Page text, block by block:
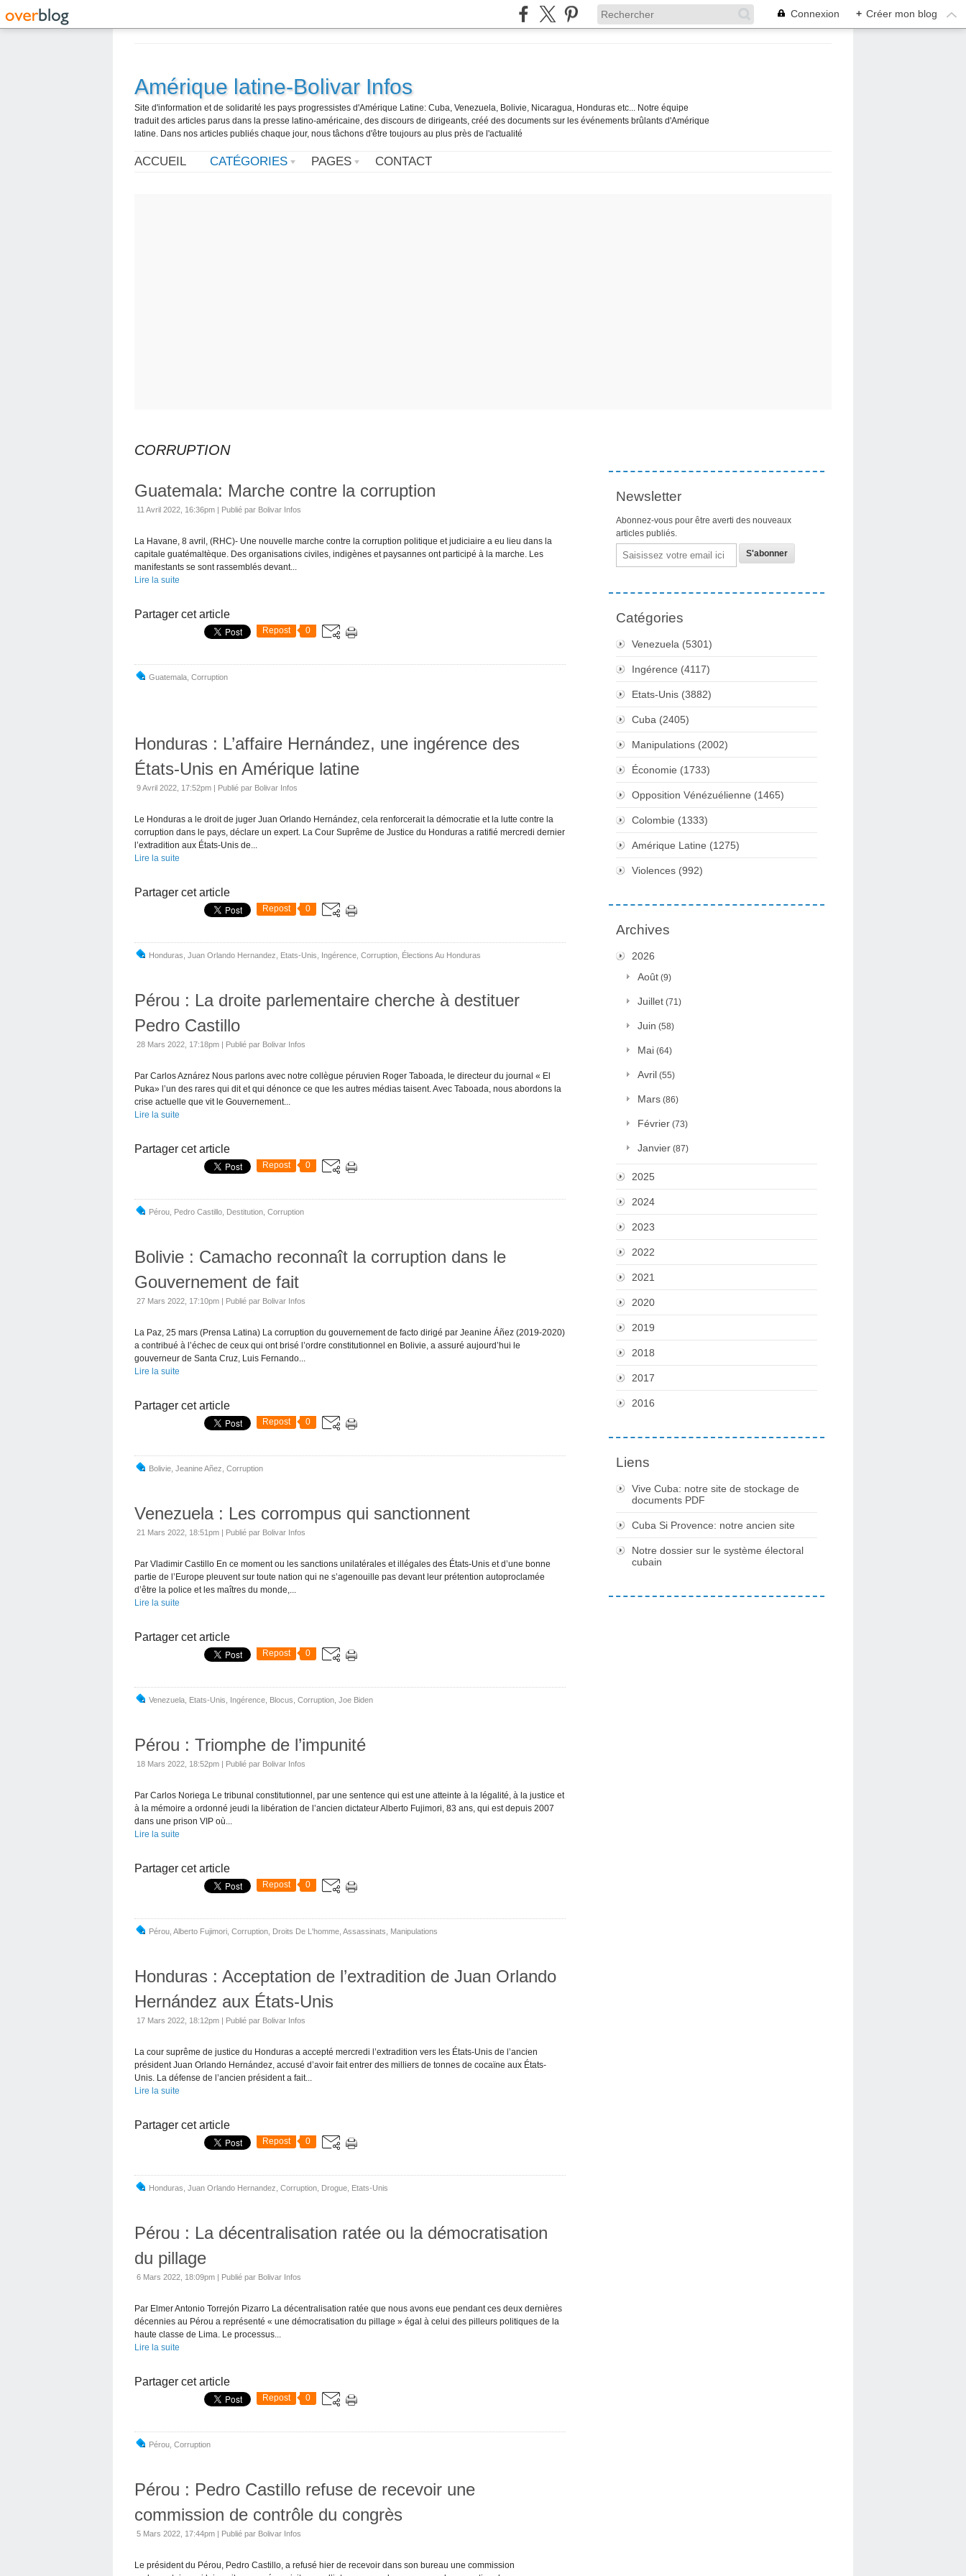
Connexion + Créer mon blog
Amérique latine-Bolivar Infos
Site d'information et de solidarité les pays progressistes d'Amérique Latine: Cuba, Venezuela, Bolivie, Nicaragua, Honduras etc... Notre équipe
traduit des articles parus dans la presse latino-américaine, des discours de dirigeants, créé des documents sur les événements brûlants d'Amérique
latine. Dans nos articles publiés chaque jour, nous tâchons d'être toujours au plus près de l'actualité
ACCUEIL CATÉGORIES PAGES CONTACT
CORRUPTION
Guatemala: Marche contre la corruption
11 Avril 2022, 16:36pm | Publié par Bolivar Infos
La Havane, 8 avril, (RHC)- Une nouvelle marche contre la corruption politique et judiciaire a eu lieu dans la
capitale guatémaltèque. Des organisations civiles, indigènes et paysannes ont participé à la marche. Les
manifestants se sont rassemblés devant...
Lire la suite
Partager cet article
Repost 0
Guatemala Corruption
Honduras : L’affaire Hernández, une ingérence des
États-Unis en Amérique latine
9 Avril 2022, 17:52pm | Publié par Bolivar Infos
Le Honduras a le droit de juger Juan Orlando Hernández, cela renforcerait la démocratie et la lutte contre la
corruption dans le pays, déclare un expert. La Cour Suprême de Justice du Honduras a ratifié mercredi dernier
l’extradition aux États-Unis de...
Lire la suite
Partager cet article
Repost 0
Honduras Juan Orlando Hernandez Etats-Unis Ingérence Corruption Élections Au Honduras
Pérou : La droite parlementaire cherche à destituer
Pedro Castillo
28 Mars 2022, 17:18pm | Publié par Bolivar Infos
Par Carlos Aznárez Nous parlons avec notre collègue péruvien Roger Taboada, le directeur du journal « El
Puka» l’un des rares qui dit et qui dénonce ce que les autres médias taisent. Avec Taboada, nous abordons la
crise actuelle que vit le Gouvernement...
Lire la suite
Partager cet article
Repost 0
Pérou Pedro Castillo Destitution Corruption
Bolivie : Camacho reconnaît la corruption dans le
Gouvernement de fait
27 Mars 2022, 17:10pm | Publié par Bolivar Infos
La Paz, 25 mars (Prensa Latina) La corruption du gouvernement de facto dirigé par Jeanine Áñez (2019-2020)
a contribué à l’échec de ceux qui ont brisé l’ordre constitutionnel en Bolivie, a assuré aujourd’hui le
gouverneur de Santa Cruz, Luis Fernando...
Lire la suite
Partager cet article
Repost 0
Bolivie Jeanine Añez Corruption
Venezuela : Les corrompus qui sanctionnent
21 Mars 2022, 18:51pm | Publié par Bolivar Infos
Par Vladimir Castillo En ce moment ou les sanctions unilatérales et illégales des États-Unis et d’une bonne
partie de l’Europe pleuvent sur toute nation qui ne s’agenouille pas devant leur prétention autoproclamée
d’être la police et les maîtres du monde,...
Lire la suite
Partager cet article
Repost 0
Venezuela Etats-Unis Ingérence Blocus Corruption Joe Biden
Pérou : Triomphe de l’impunité
18 Mars 2022, 18:52pm | Publié par Bolivar Infos
Par Carlos Noriega Le tribunal constitutionnel, par une sentence qui est une atteinte à la légalité, à la justice et
à la mémoire a ordonné jeudi la libération de l’ancien dictateur Alberto Fujimori, 83 ans, qui est depuis 2007
dans une prison VIP où...
Lire la suite
Partager cet article
Repost 0
Pérou Alberto Fujimori Corruption Droits De L'homme Assassinats Manipulations
Honduras : Acceptation de l’extradition de Juan Orlando
Hernández aux États-Unis
17 Mars 2022, 18:12pm | Publié par Bolivar Infos
La cour suprême de justice du Honduras a accepté mercredi l’extradition vers les États-Unis de l’ancien
président Juan Orlando Hernández, accusé d’avoir fait entrer des milliers de tonnes de cocaïne aux États-
Unis. La défense de l’ancien président a fait...
Lire la suite
Partager cet article
Repost 0
Honduras Juan Orlando Hernandez Corruption Drogue Etats-Unis
Pérou : La décentralisation ratée ou la démocratisation
du pillage
6 Mars 2022, 18:09pm | Publié par Bolivar Infos
Par Elmer Antonio Torrejón Pizarro La décentralisation ratée que nous avons eue pendant ces deux dernières
décennies au Pérou a représenté « une démocratisation du pillage » égal à celui des pilleurs politiques de la
haute classe de Lima. Le processus...
Lire la suite
Partager cet article
Repost 0
Pérou Corruption
Pérou : Pedro Castillo refuse de recevoir une
commission de contrôle du congrès
5 Mars 2022, 17:44pm | Publié par Bolivar Infos
Le président du Pérou, Pedro Castillo, a refusé hier de recevoir dans son bureau une commission
Newsletter
Abonnez-vous pour être averti des nouveaux
articles publiés.
Email
Catégories
Venezuela (5301)
Ingérence (4117)
Etats-Unis (3882)
Cuba (2405)
Manipulations (2002)
Économie (1733)
Opposition Vénézuélienne (1465)
Colombie (1333)
Amérique Latine (1275)
Violences (992)
Archives
2026
Août (9)
Juillet (71)
Juin (58)
Mai (64)
Avril (55)
Mars (86)
Février (73)
Janvier (87)
2025
2024
2023
2022
2021
2020
2019
2018
2017
2016
Liens
Vive Cuba: notre site de stockage de
documents PDF
Cuba Si Provence: notre ancien site
Notre dossier sur le système électoral
cubain